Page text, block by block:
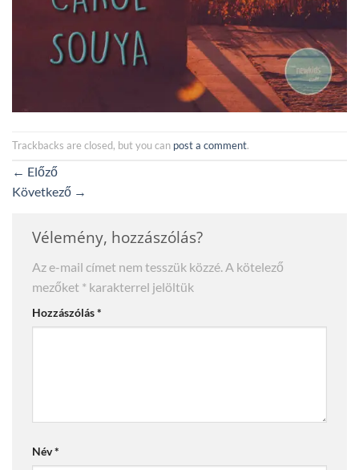
Trackbacks are closed, but you can post a comment.
← Előző
Következő →
Vélemény, hozzászólás?
Az e-mail címet nem tesszük közzé. A kötelező
mezőket * karakterrel jelöltük
Hozzászólás*
Név*